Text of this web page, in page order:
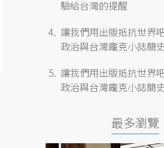
驗給台灣的提醒
讓我們用出版抵抗世界
政治與台灣龐克小誌簡史
讓我們用出版抵抗世界
政治與台灣龐克小誌簡史
最多瀏覽